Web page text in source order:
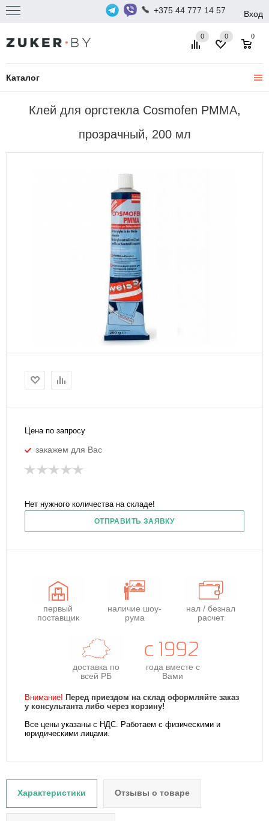
+375 44 777 14 57 Вход
Каталог
0 0
0
Клей для оргстекла Cosmofen PMMA,
прозрачный, 200 мл
Цена по запросу
закажем для Вас
Нет нужного количества на складе!
ОТПРАВИТЬ ЗАЯВКУ
первый
поставщик
наличие шоу-
рума
нал / безнал
расчет
доставка по
всей РБ
года вместе с
Вами
Внимание! Перед приездом на склад оформляйте заказ
у консультанта либо через корзину!
Все цены указаны с НДС. Работаем с физическими и
юридическими лицами.
Характеристики Отзывы о товаре